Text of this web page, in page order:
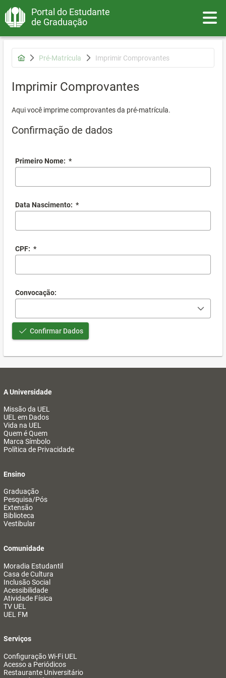
Portal do Estudante
de Graduação
Pré-Matrícula Imprimir Comprovantes
Imprimir Comprovantes
Aqui você imprime comprovantes da pré-matrícula.
Confirmação de dados
Primeiro Nome: *
Data Nascimento: *
CPF: *
Convocação:
Confirmar Dados
A Universidade
Missão da UEL
UEL em Dados
Vida na UEL
Quem é Quem
Marca Símbolo
Política de Privacidade
Ensino
Graduação
Pesquisa/Pós
Extensão
Biblioteca
Vestibular
Comunidade
Moradia Estudantil
Casa de Cultura
Inclusão Social
Acessibilidade
Atividade Física
TV UEL
UEL FM
Serviços
Configuração Wi-Fi UEL
Acesso a Periódicos
Restaurante Universitário